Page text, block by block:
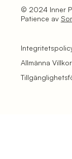
© 2024 Inner
Patience av
Allmänna Villkor